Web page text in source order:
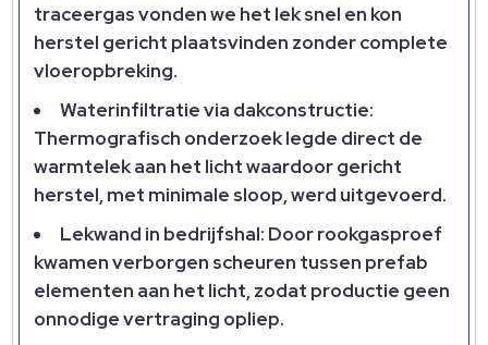
traceergas vonden we het lek snel en kon
herstel gericht plaatsvinden zonder complete
vloeropbreking.​
Waterinfiltratie via dakconstructie:
Thermografisch onderzoek legde direct de
warmtelek aan het licht waardoor gericht
herstel, met minimale sloop, werd uitgevoerd.​
Lekwand in bedrijfshal: Door rookgasproef
kwamen verborgen scheuren tussen prefab
elementen aan het licht, zodat productie geen
onnodige vertraging opliep.​